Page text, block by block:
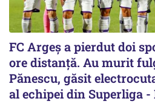
FC Argeș a pierdut doi
ore distanță. Au murit
Pănescu, găsit
al echipei din Superliga -